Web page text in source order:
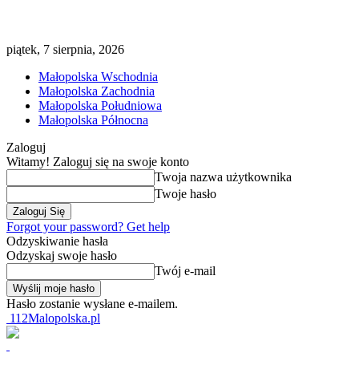
piątek, 7 sierpnia, 2026
Małopolska Wschodnia
Małopolska Zachodnia
Małopolska Południowa
Małopolska Północna
Zaloguj
Witamy! Zaloguj się na swoje konto
Twoja nazwa użytkownika
Twoje hasło
Forgot your password? Get help
Odzyskiwanie hasła
Odzyskaj swoje hasło
Twój e-mail
Hasło zostanie wysłane e-mailem.
112Malopolska.pl